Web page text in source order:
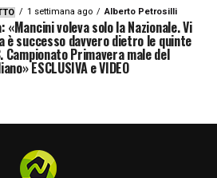
1 settimana ago Alberto Petrosilli
«Mancini voleva solo la Nazionale. Vi
è successo davvero dietro le quinte
Campionato Primavera male del
ESCLUSIVA e VIDEO